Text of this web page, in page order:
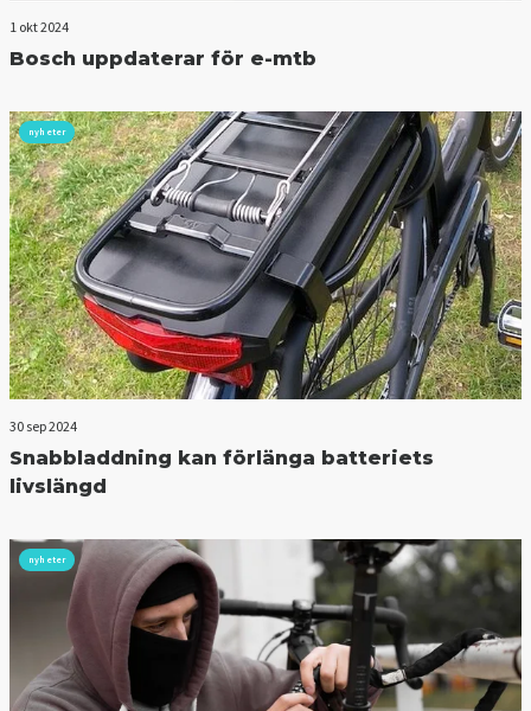
1 okt 2024
Bosch uppdaterar för e-mtb
nyheter
30 sep 2024
Snabbladdning kan förlänga batteriets
livslängd
nyheter